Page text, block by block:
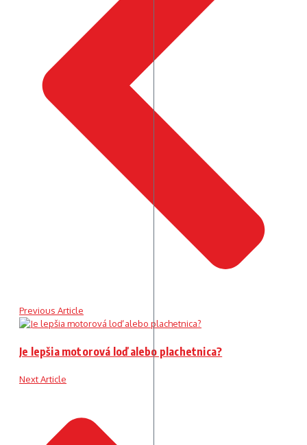
Previous Article
Je lepšia motorová loď alebo plachetnica?
Next Article